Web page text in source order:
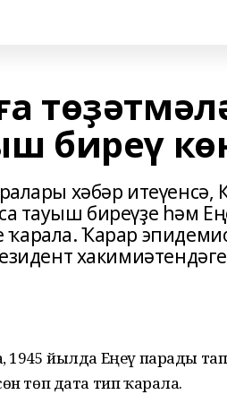
биреү
хәбәр итеүенсә,
тауыш биреүҙе һәм
Ҡарар
1945 йылда Еңеү парады
төп дата тип ҡарала.